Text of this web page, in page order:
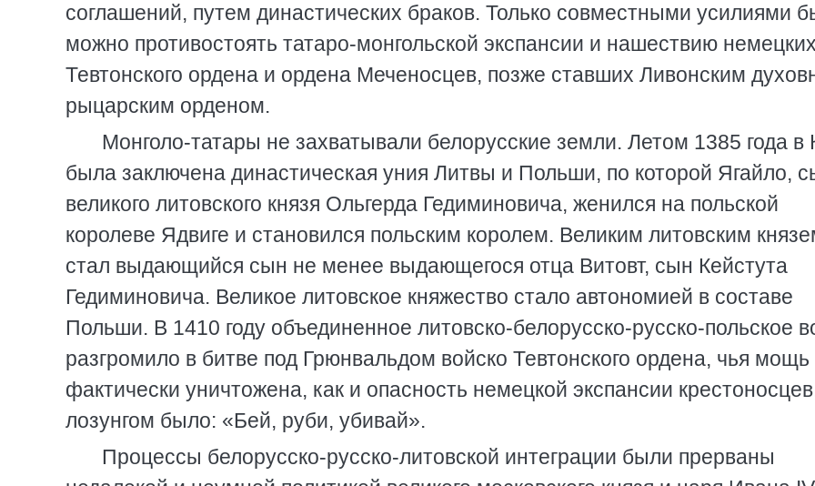
соглашений, путем династических браков. Только совместными усилиями
можно противостоять татаро-монгольской экспансии и нашествию немецких
Тевтонского ордена и ордена Меченосцев, позже ставших Ливонским
рыцарским орденом.
Монголо-татары не захватывали белорусские земли. Летом 1385 года в
была заключена династическая уния Литвы и Польши, по которой Ягайло,
великого литовского князя Ольгерда Гедиминовича, женился на польской
королеве Ядвиге и становился польским королем. Великим литовским
стал выдающийся сын не менее выдающегося отца Витовт, сын Кейстута
Гедиминовича. Великое литовское княжество стало автономией в составе
Польши. В 1410 году объединенное литовско-белорусско-русско-польское
разгромило в битве под Грюнвальдом войско Тевтонского ордена, чья
фактически уничтожена, как и опасность немецкой экспансии
лозунгом было: «Бей, руби, убивай».
Процессы белорусско-русско-литовской интеграции были прерваны